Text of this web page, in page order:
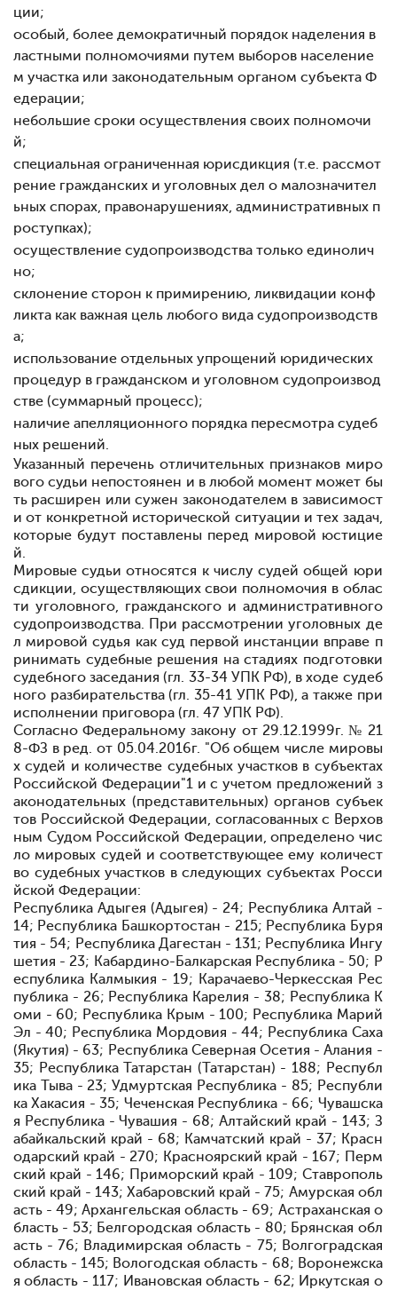
ции;
особый, более демократичный порядок наделения в
ластными полномочиями путем выборов население
м участка или законодательным органом субъекта Ф
едерации;
небольшие сроки осуществления своих полномочи
й;
специальная ограниченная юрисдикция (т.е. рассмот
рение гражданских и уголовных дел о малозначител
ьных спорах, правонарушениях, административных п
роступках);
осуществление судопроизводства только единолич
но;
склонение сторон к примирению, ликвидации конф
ликта как важная цель любого вида судопроизводств
а;
использование отдельных упрощений юридических
процедур в гражданском и уголовном судопроизвод
стве (суммарный процесс);
наличие апелляционного порядка пересмотра судеб
ных решений.
Указанный перечень отличительных признаков миро
вого судьи непостоянен и в любой момент может бы
ть расширен или сужен законодателем в зависимост
и от конкретной исторической ситуации и тех задач,
которые будут поставлены перед мировой юстицие
й.
Мировые судьи относятся к числу судей общей юри
сдикции, осуществляющих свои полномочия в облас
ти уголовного, гражданского и административного
судопроизводства. При рассмотрении уголовных де
л мировой судья как суд первой инстанции вправе п
ринимать судебные решения на стадиях подготовки
судебного заседания (гл. 33-34 УПК РФ), в ходе судеб
ного разбирательства (гл. 35-41 УПК РФ), а также при
исполнении приговора (гл. 47 УПК РФ).
Согласно Федеральному закону от 29.12.1999г. № 21
8-ФЗ в ред. от 05.04.2016г. "Об общем числе мировы
х судей и количестве судебных участков в субъектах
Российской Федерации"1и с учетом предложений з
аконодательных (представительных) органов субъек
тов Российской Федерации, согласованных с Верхов
ным Судом Российской Федерации, определено чис
ло мировых судей и соответствующее ему количест
во судебных участков в следующих субъектах Росси
йской Федерации:
Республика Адыгея (Адыгея) - 24; Республика Алтай -
14; Республика Башкортостан - 215; Республика Буря
тия - 54; Республика Дагестан - 131; Республика Ингу
шетия - 23; Кабардино-Балкарская Республика - 50; Р
еспублика Калмыкия - 19; Карачаево-Черкесская Рес
публика - 26; Республика Карелия - 38; Республика К
оми - 60; Республика Крым - 100; Республика Марий
Эл - 40; Республика Мордовия - 44; Республика Саха
(Якутия) - 63; Республика Северная Осетия - Алания -
35; Республика Татарстан (Татарстан) - 188; Республ
ика Тыва - 23; Удмуртская Республика - 85; Республи
ка Хакасия - 35; Чеченская Республика - 66; Чувашска
я Республика - Чувашия - 68; Алтайский край - 143; З
абайкальский край - 68; Камчатский край - 37; Красн
одарский край - 270; Красноярский край - 167; Перм
ский край - 146; Приморский край - 109; Ставрополь
ский край - 143; Хабаровский край - 75; Амурская обл
асть - 49; Архангельская область - 69; Астраханская о
бласть - 53; Белгородская область - 80; Брянская обл
асть - 76; Владимирская область - 75; Волгоградская
область - 145; Вологодская область - 68; Воронежска
я область - 117; Ивановская область - 62; Иркутская о